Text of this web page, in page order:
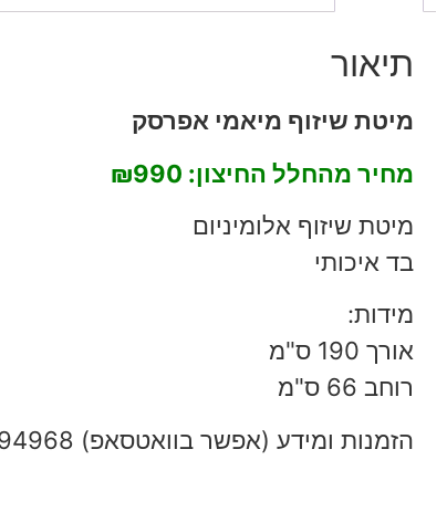
תיאור
מיטת שיזוף מיאמי אפרסק
מחיר מהחלל החיצון:
מיטת שיזוף אלומיניום
בד איכותי
מידות:
אורך 190 ס"מ
רוחב 66 ס"מ
הזמנות ומידע (אפשר בוואטסאפ) 054-7594968